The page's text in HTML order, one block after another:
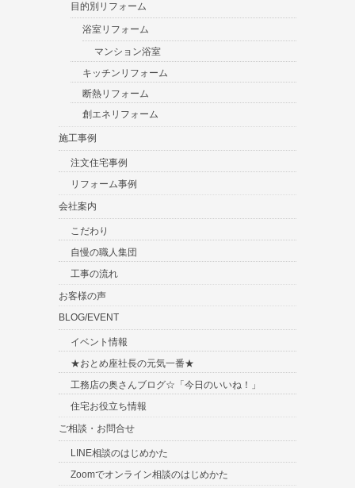
目的別リフォーム
浴室リフォーム
マンション浴室
キッチンリフォーム
断熱リフォーム
創エネリフォーム
施工事例
注文住宅事例
リフォーム事例
会社案内
こだわり
自慢の職人集団
工事の流れ
お客様の声
BLOG/EVENT
イベント情報
★おとめ座社長の元気一番★
工務店の奥さんブログ☆「今日のいいね！」
住宅お役立ち情報
ご相談・お問合せ
LINE相談のはじめかた
Zoomでオンライン相談のはじめかた